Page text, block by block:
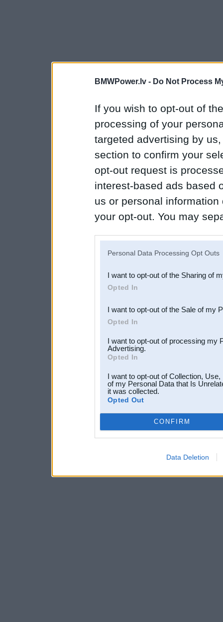
BMWPower.lv - Do Not Process
If you wish to opt-out of
processing of your
targeted advertising by
section to confirm your
opt-out request is
interest-based ads based
us or personal
your opt-out. You may
Downstream Participants
third parties.
Personal Data Processing Opt Outs
I want to opt-out of the Sharing of
Opted In
I want to opt-out of the Sale of my
Opted In
I want to opt-out of processing my
Advertising.
Opted In
I want to opt-out of Collection,
of my Personal Data that Is
it was collected.
Opted Out
CONFIRM
Data Deletion